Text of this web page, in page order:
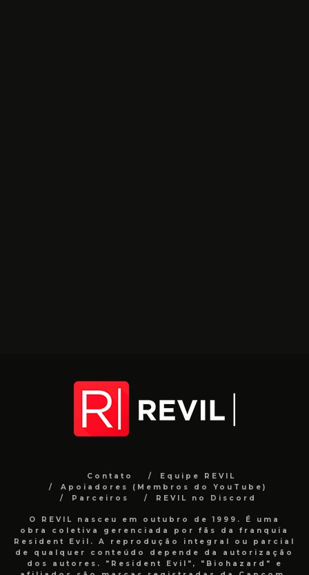
Contato
Equipe REVIL
Apoiadores (Membros do YouTube)
Parceiros
REVIL no Discord
O REVIL nasceu em outubro de 1999. É uma
obra coletiva gerenciada por fãs da franquia
Resident Evil. A reprodução integral ou parcial
de qualquer conteúdo depende da autorização
dos autores. "Resident Evil", "Biohazard" e